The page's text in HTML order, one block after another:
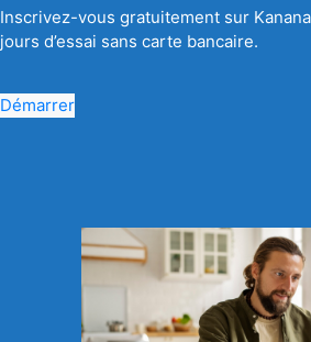
Inscrivez-vous gratuitement sur
jours d’essai sans carte bancaire.
Démarrer